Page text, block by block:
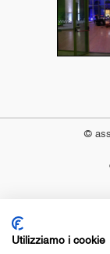
©
Utilizziamo i cookie